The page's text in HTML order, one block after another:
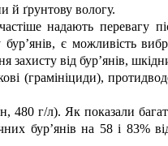
й ґрунтову вологу.
надають перевагу
бур’янів, є можливість
від бур’янів,
(грамініциди),
г/л). Як показали
бур’янів на 58 і 83%